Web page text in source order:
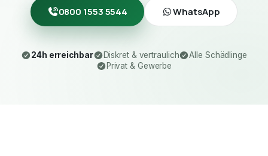
0800 1553 5544 WhatsApp
24h erreichbar Diskret & vertraulich
Alle Schädlinge
Privat & Gewerbe